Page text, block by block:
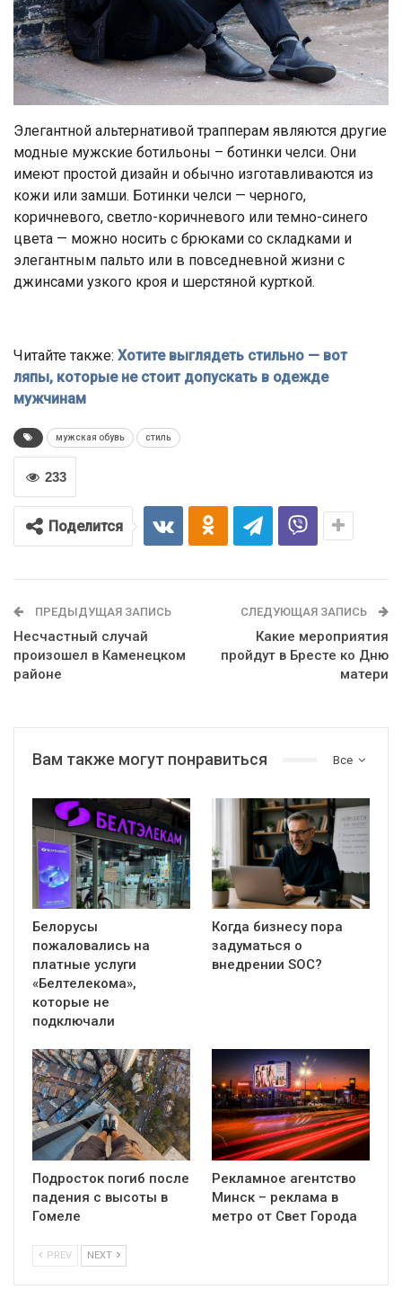
Элегантной альтернативой трапперам являются другие
модные мужские ботильоны – ботинки челси. Они
имеют простой дизайн и обычно изготавливаются из
кожи или замши. Ботинки челси — черного,
коричневого, светло-коричневого или темно-синего
цвета — можно носить с брюками со складками и
элегантным пальто или в повседневной жизни с
джинсами узкого кроя и шерстяной курткой.
Читайте также: Хотите выглядеть стильно — вот
ляпы, которые не стоит допускать в одежде
мужчинам
мужская обувь стиль
233
Поделится
ПРЕДЫДУЩАЯ ЗАПИСЬ
Несчастный случай
произошел в Каменецком
районе
СЛЕДУЮЩАЯ ЗАПИСЬ
Какие мероприятия
пройдут в Бресте ко Дню
матери
Все
Вам также могут понравиться
Белорусы
пожаловались на
платные услуги
«Белтелекома»,
которые не
подключали
Когда бизнесу пора
задуматься о
внедрении SOC?
Подросток погиб после
падения с высоты в
Гомеле
Рекламное агентство
Минск – реклама в
метро от Свет Города
PREV NEXT